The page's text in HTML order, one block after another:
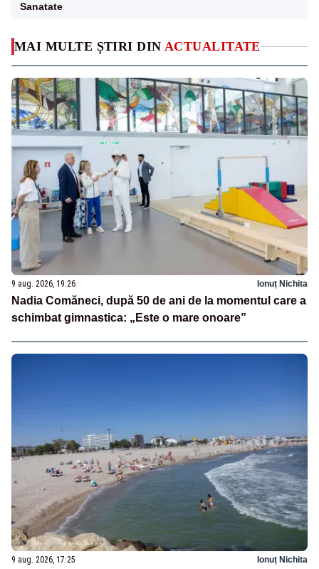
MAI MULTE ȘTIRI DIN ACTUALITATE
9 aug. 2026, 19:26 Ionuț Nichita
Nadia Comăneci, după 50 de ani de la momentul care a
schimbat gimnastica: „Este o mare onoare”
9 aug. 2026, 17:25 Ionuț Nichita
Sanatate